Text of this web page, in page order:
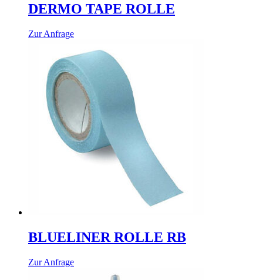
DERMO TAPE ROLLE
Zur Anfrage
BLUELINER ROLLE RB
Zur AnfrageDieses